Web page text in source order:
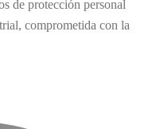
de protección personal
comprometida con la